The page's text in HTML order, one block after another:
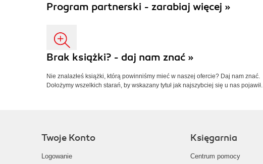
Program partnerski - zarabiaj więcej »
Brak książki? - daj nam znać »
Nie znalazłeś książki, którą powinniśmy mieć w naszej ofercie? Daj nam znać.
Dołożymy wszelkich starań, by wskazany tytuł jak najszybciej się u nas pojawił.
Twoje Konto
Logowanie
Księgarnia
Centrum pomocy